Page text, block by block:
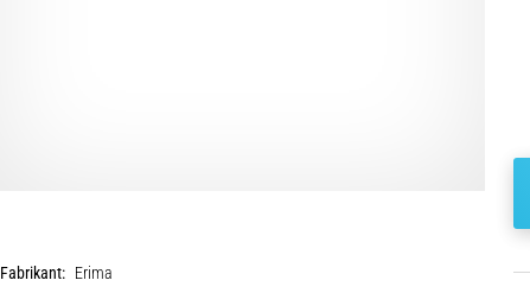
Fabrikant: Erima